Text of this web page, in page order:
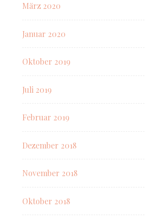
März 2020
Januar 2020
Oktober 2019
Juli 2019
Februar 2019
Dezember 2018
November 2018
Oktober 2018